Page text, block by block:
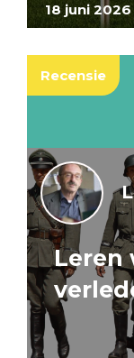
18 juni 2026
Recensie
Leren